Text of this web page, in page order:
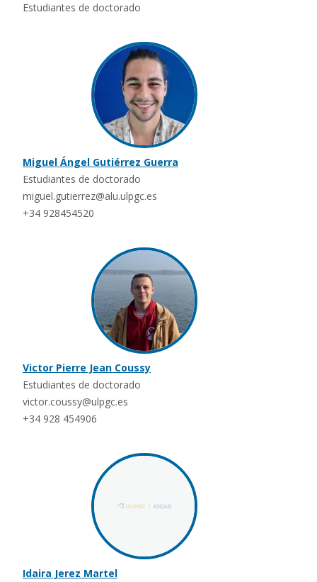
Estudiantes de doctorado
Miguel Ángel Gutiérrez Guerra
Estudiantes de doctorado
miguel.gutierrez@alu.ulpgc.es
+34 928454520
Victor Pierre Jean Coussy
Estudiantes de doctorado
victor.coussy@ulpgc.es
+34 928 454906
Idaira Jerez Martel